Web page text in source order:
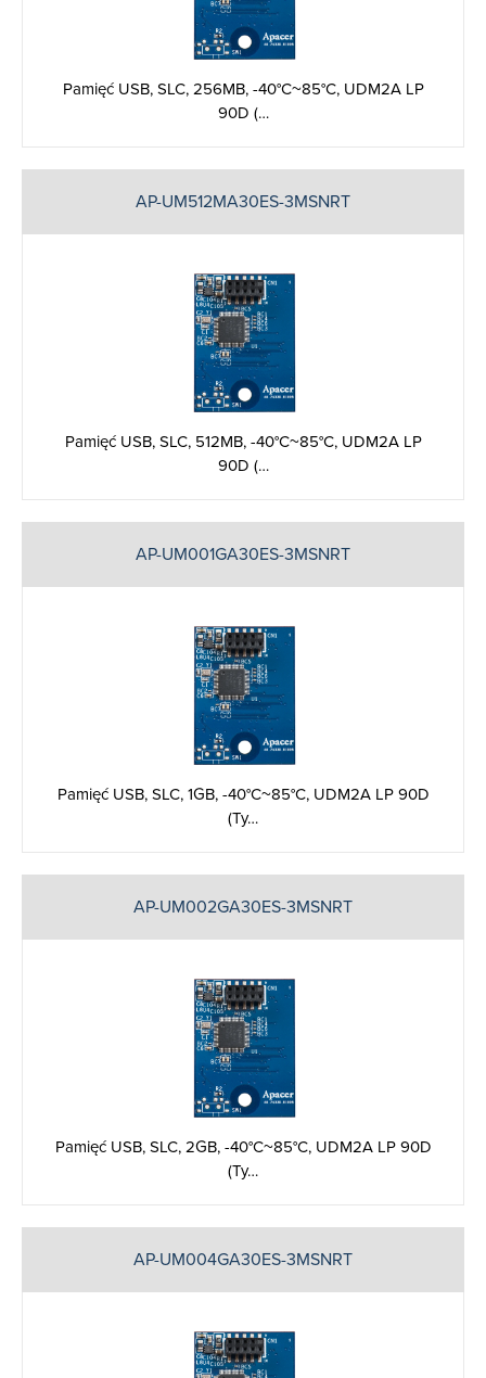
Pamięć USB, SLC, 256MB, -40°C~85°C, UDM2A LP
90D (…
AP-UM512MA30ES-3MSNRT
Pamięć USB, SLC, 512MB, -40°C~85°C, UDM2A LP
90D (…
AP-UM001GA30ES-3MSNRT
Pamięć USB, SLC, 1GB, -40°C~85°C, UDM2A LP 90D
(Ty…
AP-UM002GA30ES-3MSNRT
Pamięć USB, SLC, 2GB, -40°C~85°C, UDM2A LP 90D
(Ty…
AP-UM004GA30ES-3MSNRT